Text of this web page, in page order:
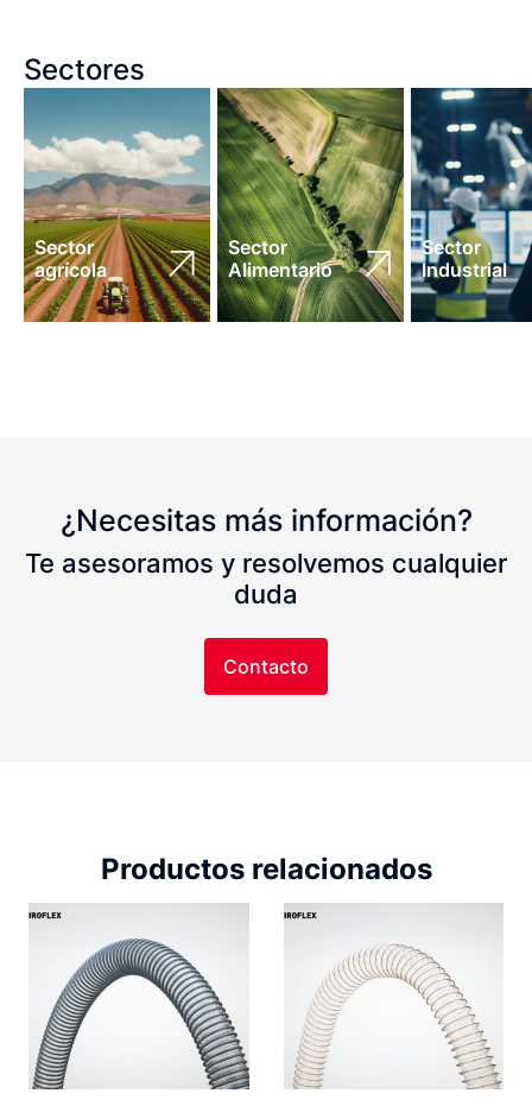
Sectores
Sector
agrícola
Sector
Alimentario
Sector
Industrial
¿Necesitas más información?
Te asesoramos y resolvemos cualquier
duda
Contacto
Productos relacionados